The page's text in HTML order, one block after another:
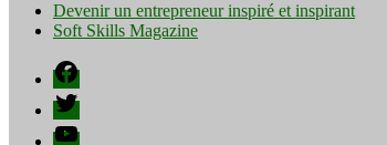
Devenir un entrepreneur inspiré et inspirant
Soft Skills Magazine
Facebook
Twitter
YouTube